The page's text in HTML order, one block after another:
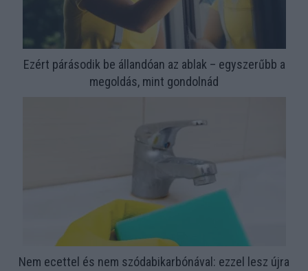
Ezért párásodik be állandóan az ablak – egyszerűbb a
megoldás, mint gondolnád
Nem ecettel és nem szódabikarbónával: ezzel lesz újra